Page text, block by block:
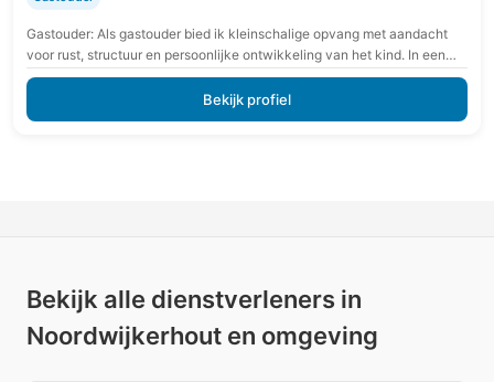
Gastouder: Als gastouder bied ik kleinschalige opvang met aandacht
voor rust, structuur en persoonlijke ontwikkeling van het kind. In een
veilige en vertrouwde omgeving krijgt…
Bekijk profiel
Bekijk alle dienstverleners in
Noordwijkerhout en omgeving